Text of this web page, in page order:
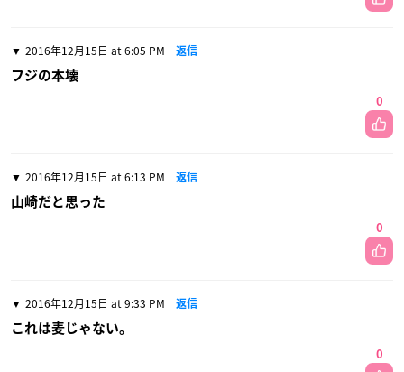
2016年12月15日 at 6:05 PM 返信
フジの本壊
0
2016年12月15日 at 6:13 PM 返信
山崎だと思った
0
2016年12月15日 at 9:33 PM 返信
これは麦じゃない。
0